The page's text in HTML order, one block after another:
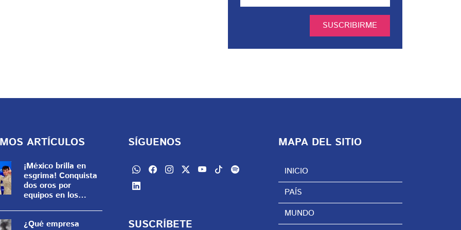
SUSCRIBIRME
ARTÍCULOS
¡México brilla en
esgrima! Conquista
dos oros por
equipos en los
Centroamericanos
2026
¿Qué empresa
SÍGUENOS
SUSCRÍBETE
MAPA DEL SITIO
INICIO
PAÍS
MUNDO